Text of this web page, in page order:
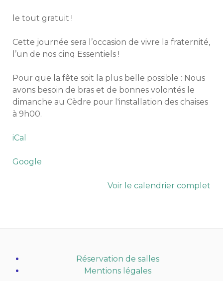
le tout gratuit !
Cette journée sera l’occasion de vivre la fraternité,
l’un de nos cinq Essentiels !
Pour que la fête soit la plus belle possible : Nous
avons besoin de bras et de bonnes volontés le
dimanche au Cèdre pour l'installation des chaises
à 9h00.
iCal
Google
Voir le calendrier complet
Réservation de salles
Mentions légales